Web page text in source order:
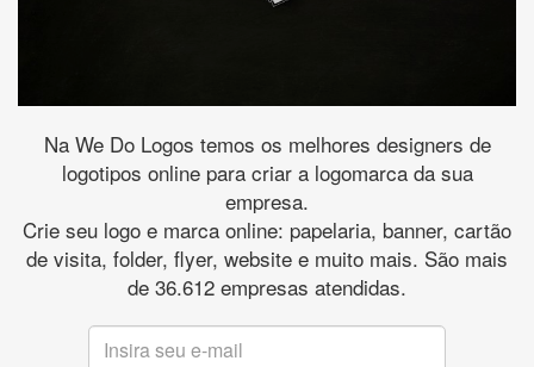
Na We Do Logos temos os melhores designers de
logotipos online para criar a logomarca da sua
empresa.
Crie seu logo e marca online: papelaria, banner, cartão
de visita, folder, flyer, website e muito mais. São mais
de 36.612 empresas atendidas.